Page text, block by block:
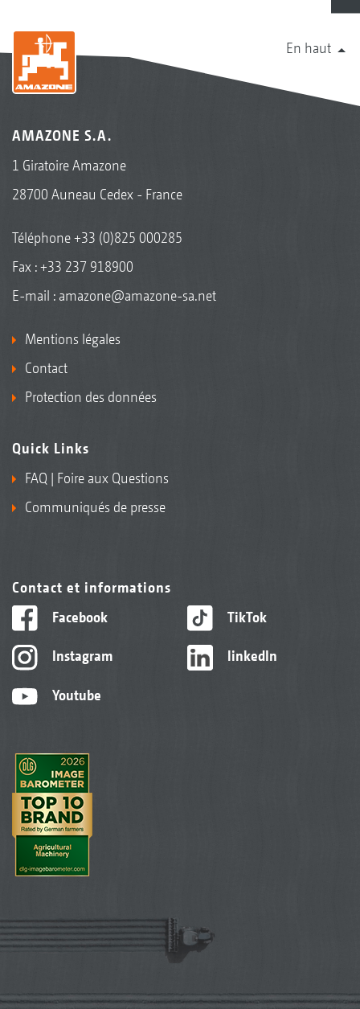
En haut
AMAZONE S.A.
1 Giratoire Amazone
28700 Auneau Cedex - France
Téléphone+33 (0)825 000285
Fax : +33 237 918900
E-mail : amazone@amazone-sa.net
Mentions légales
Contact
Protection des données
Quick Links
FAQ | Foire aux Questions
Communiqués de presse
Contact et informations
Facebook
Instagram
Youtube
TikTok
linkedIn